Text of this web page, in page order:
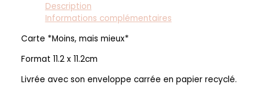
Description
Informations complémentaires
Carte *Moins, mais mieux*
Format 11.2 x 11.2cm
Livrée avec son enveloppe carrée en papier recyclé.